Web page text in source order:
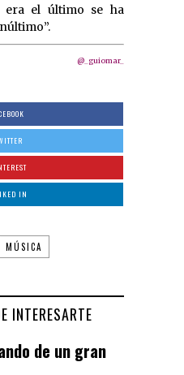
era el último se ha
@_guiomar_
IN
MÚSICA
INTERESARTE
de un gran